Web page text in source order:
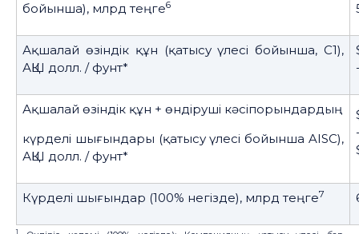
бойынша), млрд теңге6
Ақшалай өзіндік құн (қатысу үлесі бойынша, C1),
АҚШ долл. / фунт*
Ақшалай өзіндік құн + өндіруші кәсіпорындардың
күрделі шығындары (қатысу үлесі бойынша AISC),
АҚШ долл. / фунт*
Күрделі шығындар (100% негізде), млрд теңге7
1